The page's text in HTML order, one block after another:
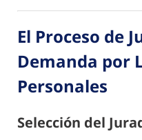
El Proceso de
Demanda por
Personales
Selección del